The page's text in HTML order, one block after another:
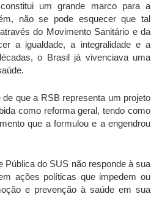
um grande marco para a
não se pode esquecer que tal
do Movimento Sanitário e da
a igualdade, a integralidade e a
o Brasil já vivenciava uma
que a RSB representa um projeto
como reforma geral, tendo como
que a formulou e a engendrou
Pública do SUS não responde à sua
ações políticas que impedem ou
e prevenção à saúde em sua